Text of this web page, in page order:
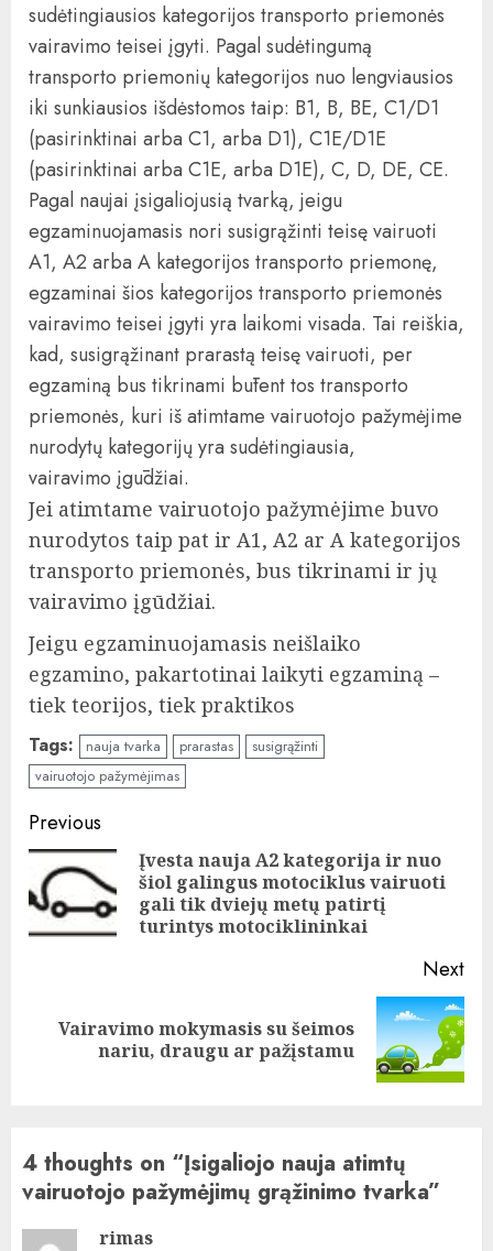
sudėtingiausios kategorijos transporto priemonės
vairavimo teisei įgyti. Pagal sudėtingumą
transporto priemonių kategorijos nuo lengviausios
iki sunkiausios išdėstomos taip: B1, B, BE, C1/D1
(pasirinktinai arba C1, arba D1), C1E/D1E
(pasirinktinai arba C1E, arba D1E), C, D, DE, CE.
Pagal naujai įsigaliojusią tvarką, jeigu
egzaminuojamasis nori susigrąžinti teisę vairuoti
A1, A2 arba A kategorijos transporto priemonę,
egzaminai šios kategorijos transporto priemonės
vairavimo teisei įgyti yra laikomi visada. Tai reiškia,
kad, susigrąžinant prarastą teisę vairuoti, per
egzaminą bus tikrinami būtent tos transporto
priemonės, kuri iš atimtame vairuotojo pažymėjime
nurodytų kategorijų yra sudėtingiausia,
vairavimo įgūdžiai.
Jei atimtame vairuotojo pažymėjime buvo
nurodytos taip pat ir A1, A2 ar A kategorijos
transporto priemonės, bus tikrinami ir jų
vairavimo įgūdžiai.
Jeigu egzaminuojamasis neišlaiko
egzamino, pakartotinai laikyti egzaminą –
tiek teorijos, tiek praktikos
Tags: nauja tvarka prarastas
susigrąžinti
vairuotojo pažymėjimas
Continue
Reading
Previous
Įvesta nauja A2 kategorija ir nuo
šiol galingus motociklus vairuoti
gali tik dviejų metų patirtį
turintys motociklininkai
Next
NextVairavimo mokymasis su šeimos
nariu, draugu ar pažįstamu
4 thoughts on “Įsigaliojo nauja atimtų
vairuotojo pažymėjimų grąžinimo tvarka”
rimas